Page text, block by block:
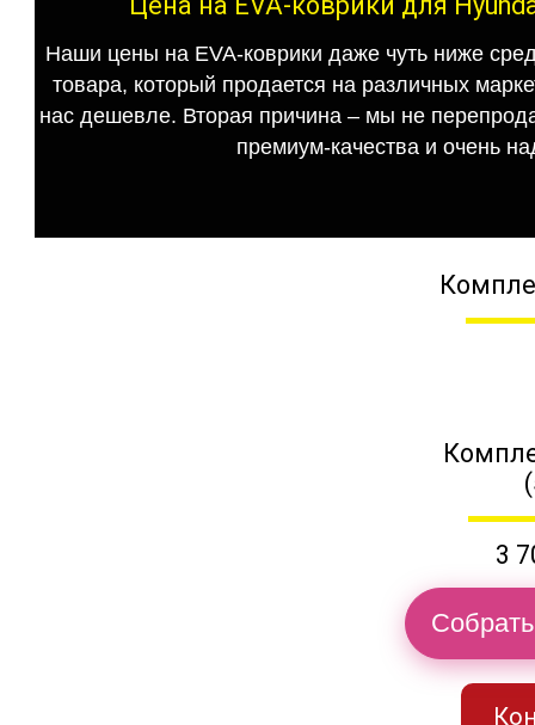
Наши цены на EVA-коврики даже чуть ниже
товара, который продается на различных
нас дешевле. Вторая причина – мы не
премиум-качества и очень
3